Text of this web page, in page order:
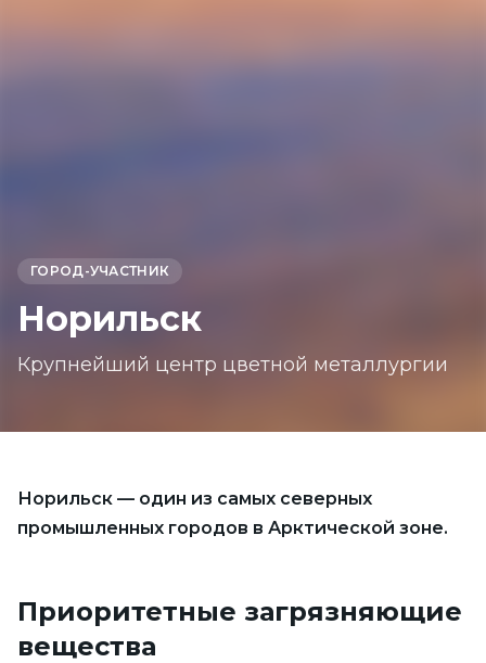
ГОРОД-УЧАСТНИК
Норильск
Крупнейший центр цветной металлургии
Норильск — один из самых северных
промышленных городов в Арктической зоне.
Приоритетные загрязняющие
вещества